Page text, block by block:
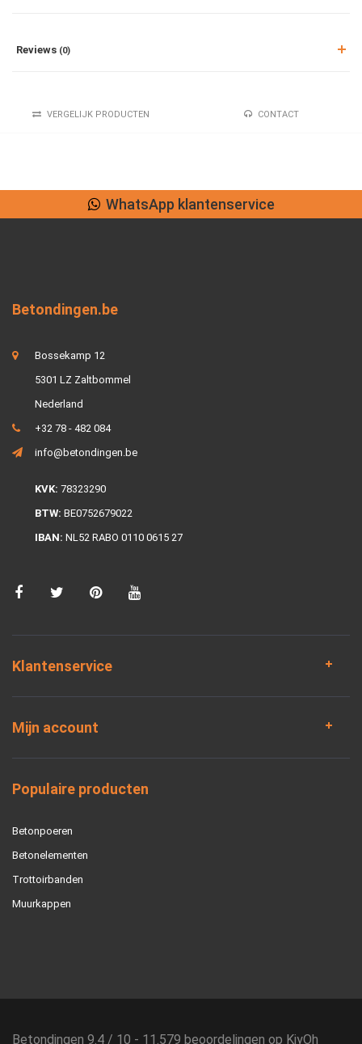
Reviews (0)
VERGELIJK PRODUCTEN CONTACT
WhatsApp klantenservice
Betondingen.be
Bossekamp 12
5301 LZ Zaltbommel
Nederland
+32 78 - 482 084
info@betondingen.be
KVK: 78323290
BTW: BE0752679022
IBAN: NL52 RABO 0110 0615 27
Klantenservice
Mijn account
Populaire producten
Betonpoeren
Betonelementen
Trottoirbanden
Muurkappen
Betondingen 9.4 / 10 - 11.579 beoordelingen op KiyOh